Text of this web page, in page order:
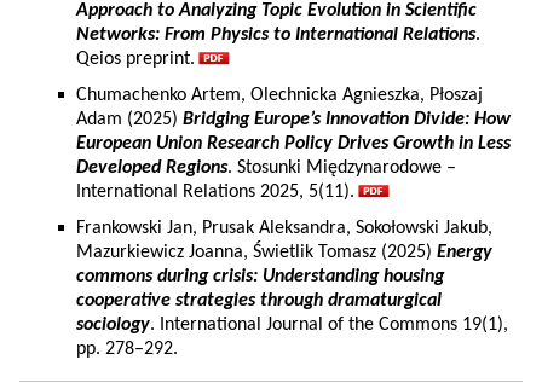
Approach to Analyzing Topic Evolution in Scientific
Networks: From Physics to International Relations.
Qeios preprint.
Chumachenko Artem, Olechnicka Agnieszka, Płoszaj
Adam (2025) Bridging Europe’s Innovation Divide: How
European Union Research Policy Drives Growth in Less
Developed Regions. Stosunki Międzynarodowe –
International Relations 2025, 5(11).
Frankowski Jan, Prusak Aleksandra, Sokołowski Jakub,
Mazurkiewicz Joanna, Świetlik Tomasz (2025) Energy
commons during crisis: Understanding housing
cooperative strategies through dramaturgical
sociology. International Journal of the Commons 19(1),
pp. 278–292.